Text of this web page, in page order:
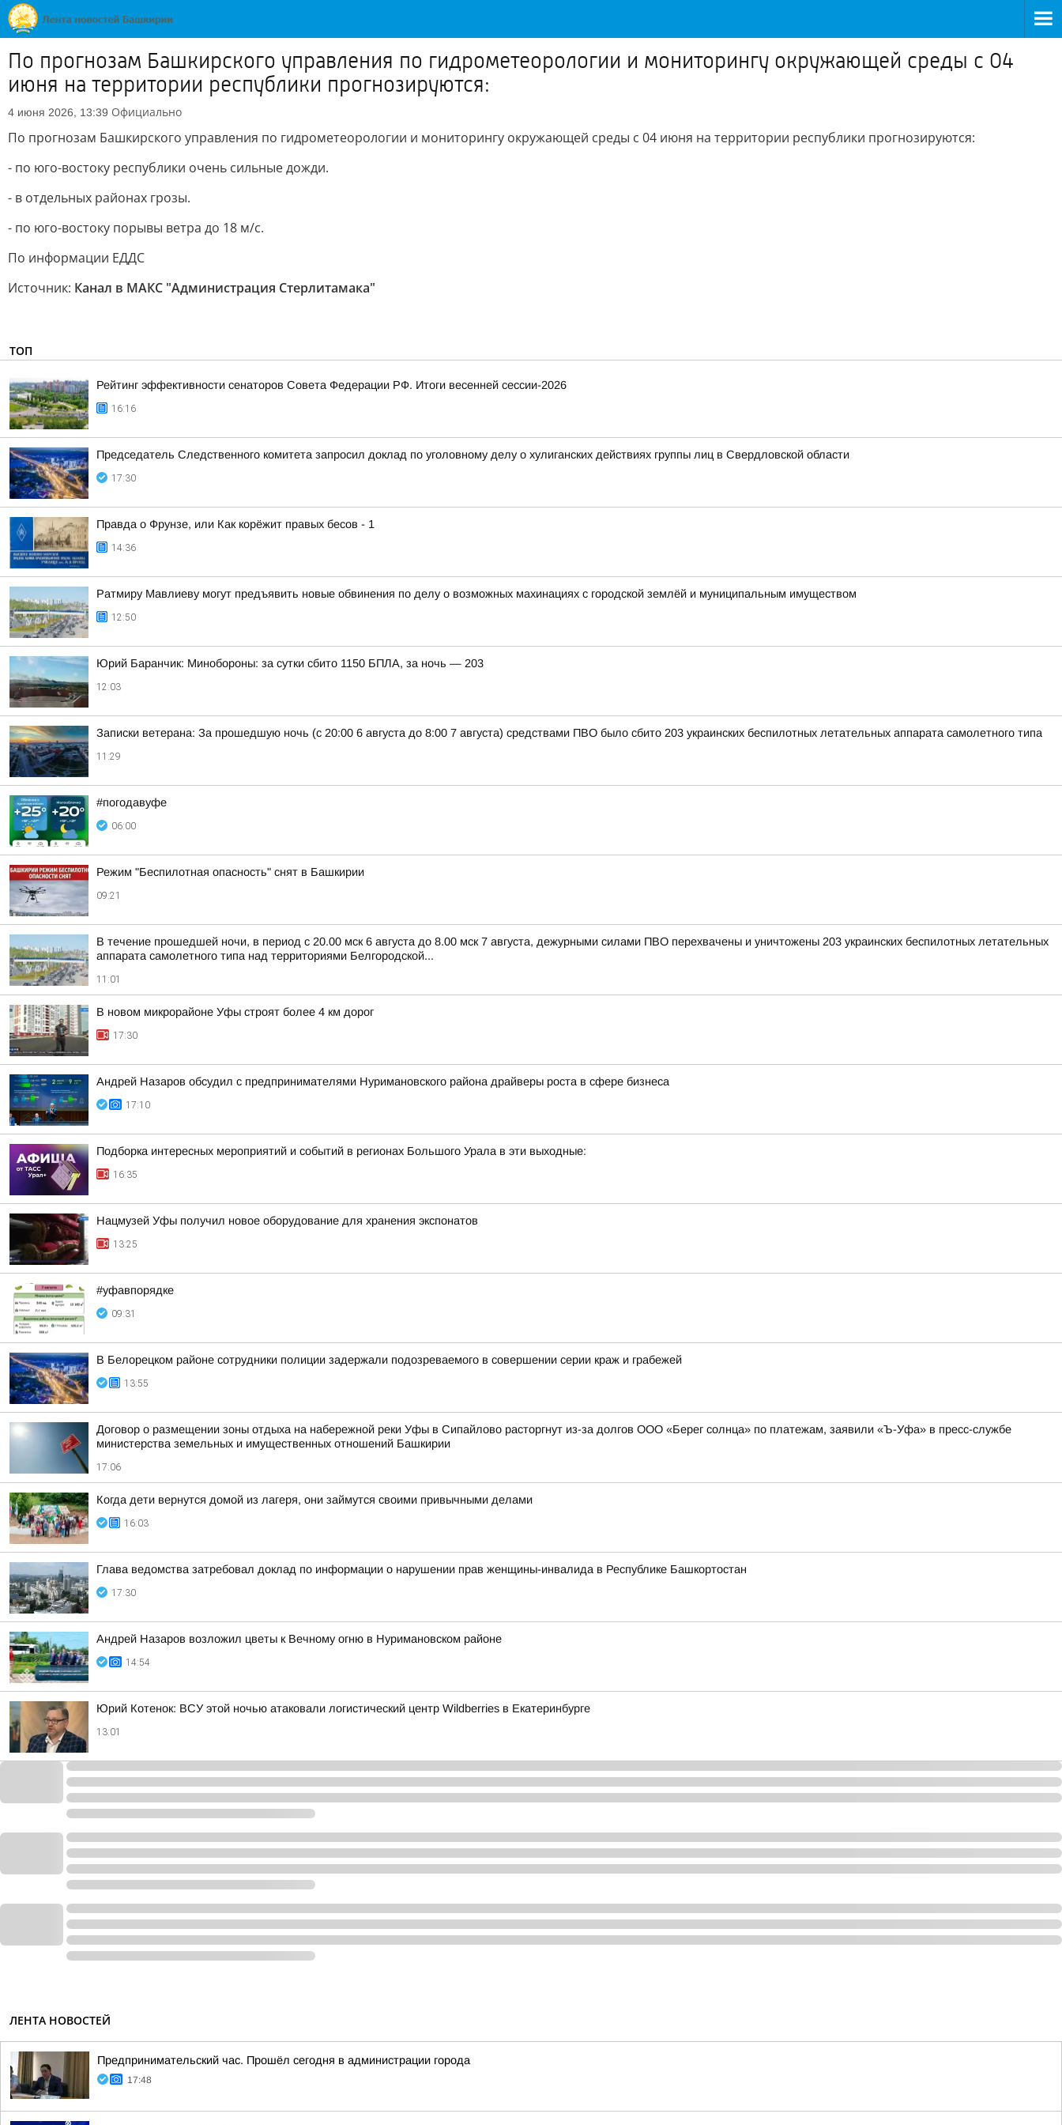
По прогнозам Башкирского управления по гидрометеорологии и мониторингу окружающей среды с 04
июня на территории республики прогнозируются:
4 июня 2026, 13:39 Официально
По прогнозам Башкирского управления по гидрометеорологии и мониторингу окружающей среды с 04 июня на территории республики прогнозируются:
- по юго-востоку республики очень сильные дожди.
- в отдельных районах грозы.
- по юго-востоку порывы ветра до 18 м/с.
По информации ЕДДС
Источник: Канал в МАКС "Администрация Стерлитамака"
ТОП
Рейтинг эффективности сенаторов Совета Федерации РФ. Итоги весенней сессии-2026
16:16
Председатель Следственного комитета запросил доклад по уголовному делу о хулиганских действиях группы лиц в Свердловской области
17:30
Правда о Фрунзе, или Как корёжит правых бесов - 1
14:36
Ратмиру Мавлиеву могут предъявить новые обвинения по делу о возможных махинациях с городской землёй и муниципальным имуществом
12:50
Юрий Баранчик: Минобороны: за сутки сбито 1150 БПЛА, за ночь — 203
12:03
Записки ветерана: За прошедшую ночь (с 20:00 6 августа до 8:00 7 августа) средствами ПВО было сбито 203 украинских беспилотных летательных аппарата самолетного типа
11:29
#погодавуфе
06:00
Режим "Беспилотная опасность" снят в Башкирии
09:21
В течение прошедшей ночи, в период с 20.00 мск 6 августа до 8.00 мск 7 августа, дежурными силами ПВО перехвачены и уничтожены 203 украинских беспилотных летательных
аппарата самолетного типа над территориями Белгородской...
11:01
В новом микрорайоне Уфы строят более 4 км дорог
17:30
Андрей Назаров обсудил с предпринимателями Нуримановского района драйверы роста в сфере бизнеса
17:10
Подборка интересных мероприятий и событий в регионах Большого Урала в эти выходные:
16:35
Нацмузей Уфы получил новое оборудование для хранения экспонатов
13:25
#уфавпорядке
09:31
В Белорецком районе сотрудники полиции задержали подозреваемого в совершении серии краж и грабежей
13:55
Договор о размещении зоны отдыха на набережной реки Уфы в Сипайлово расторгнут из-за долгов ООО «Берег солнца» по платежам, заявили «Ъ-Уфа» в пресс-службе
министерства земельных и имущественных отношений Башкирии
17:06
Когда дети вернутся домой из лагеря, они займутся своими привычными делами
16:03
Глава ведомства затребовал доклад по информации о нарушении прав женщины-инвалида в Республике Башкортостан
17:30
Андрей Назаров возложил цветы к Вечному огню в Нуримановском районе
14:54
Юрий Котенок: ВСУ этой ночью атаковали логистический центр Wildberries в Екатеринбурге
13:01
ЛЕНТА НОВОСТЕЙ
Предпринимательский час. Прошёл сегодня в администрации города
17:48